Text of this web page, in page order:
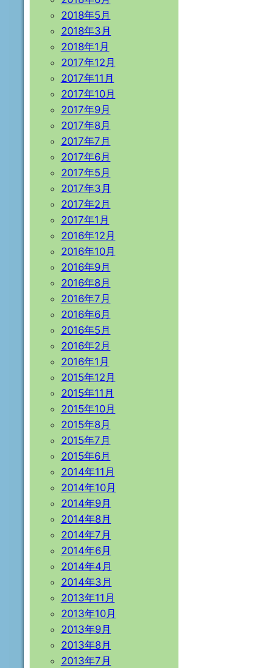
2018年5月
2018年3月
2018年1月
2017年12月
2017年11月
2017年10月
2017年9月
2017年8月
2017年7月
2017年6月
2017年5月
2017年3月
2017年2月
2017年1月
2016年12月
2016年10月
2016年9月
2016年8月
2016年7月
2016年6月
2016年5月
2016年2月
2016年1月
2015年12月
2015年11月
2015年10月
2015年8月
2015年7月
2015年6月
2014年11月
2014年10月
2014年9月
2014年8月
2014年7月
2014年6月
2014年4月
2014年3月
2013年11月
2013年10月
2013年9月
2013年8月
2013年7月